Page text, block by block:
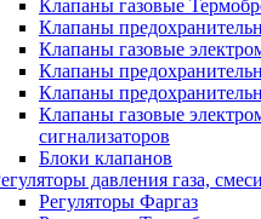
Клапаны газовые
Клапаны
Клапаны газовые
Клапаны
Клапаны
Клапаны газовые
сигнализаторов
Блоки клапанов
давления газа,
Регуляторы Фаргаз